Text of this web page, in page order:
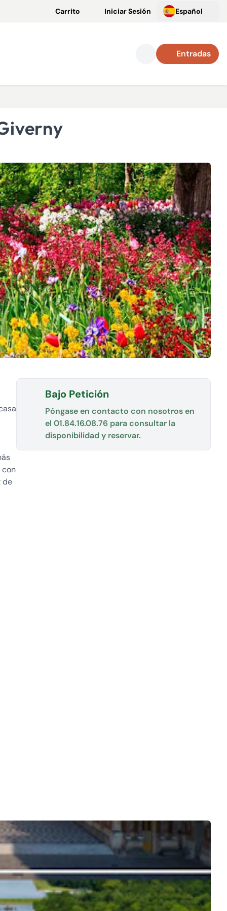
Carrito Iniciar Sesión Español
Entradas
con
de
Bajo Petición
Póngase en contacto con nosotros en
el 01.84.16.08.76 para consultar la
disponibilidad y reservar.